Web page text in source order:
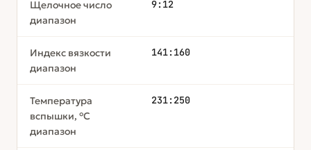
Щелочное число
диапазон
9:12
Индекс вязкости
диапазон
141:160
Температура
вспышки, °С
диапазон
231:250